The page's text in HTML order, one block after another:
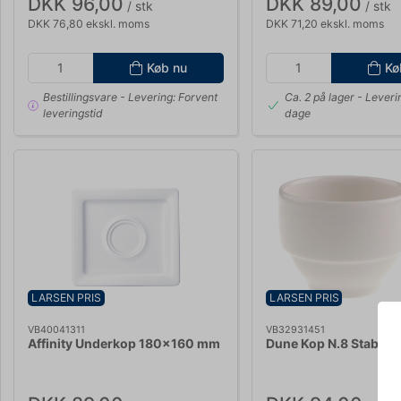
/ stk
DKK 76,80 ekskl. moms
Køb nu
Bestillingsvare - Levering: Forvent
leveringstid
/ stk
DKK 71,20 ekskl. moms
Ca. 2 på lager-
dage
LARSEN PRIS
VB40041311
Affinity Underkop 180x160 mm
LARSEN PRIS
VB32931451
Dune Kop N.8